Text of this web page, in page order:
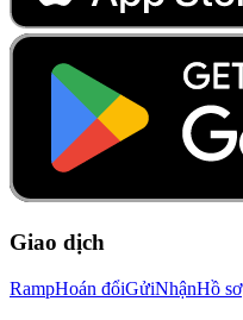
Giao dịch
RampHoán đổiGửiNhậnHồ sơ